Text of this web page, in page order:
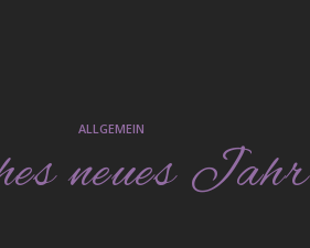
ALLGEMEIN
neues Jahr